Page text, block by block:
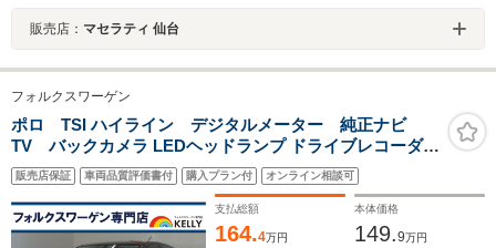
販売店： マセラティ 仙台
フォルクスワーゲン
ポロ TSI ハイライン デジタルメーター 純正ナビ
TV バックカメラ LEDヘッドランプ ドライブレコーダー
ETC 保証書 スペアキー ACC スマートキー プッシュスタ
ート ブラインドスポットディテクション 16インチアルミ
ホイール
販売店保証 車両品質評価書付 購入プラン付 オンライン相談可
支払総額
164.4万円
本体価格
149.9万円